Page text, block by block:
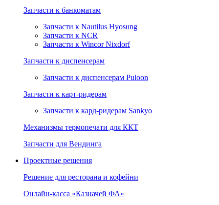
Запчасти к банкоматам
Запчасти к Nautilus Hyosung
Запчасти к NCR
Запчасти к Wincor Nixdorf
Запчасти к диспенсерам
Запчасти к диспенсерам Puloon
Запчасти к карт-ридерам
Запчасти к кард-ридерам Sankyo
Механизмы термопечати для ККТ
Запчасти для Вендинга
Проектные решения
Решение для ресторана и кофейни
Онлайн‑касса «Казначей ФА»